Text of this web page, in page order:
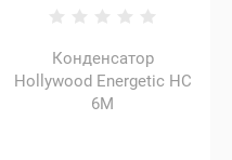
Конденсатор
Hollywood Energetic HC
6M